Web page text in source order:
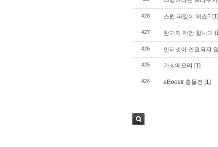
428 스왑 파일이 뭐죠? [1]
427 한가지 제안 합니다
426 인터넷이 연결되지
425 가상메모리 [1]
424 eBoostr 충돌건 [1]